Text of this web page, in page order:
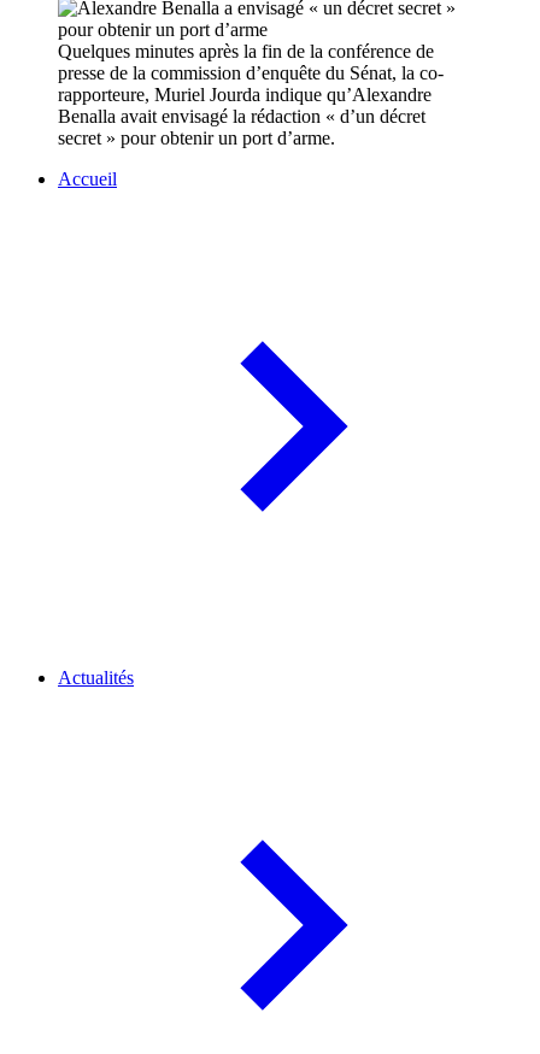
Quelques minutes après la fin de la conférence de
presse de la commission d’enquête du Sénat, la co-
rapporteure, Muriel Jourda indique qu’Alexandre
Benalla avait envisagé la rédaction « d’un décret
secret » pour obtenir un port d’arme.
Accueil
Actualités